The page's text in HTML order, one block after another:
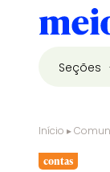
Seções
Início ▸
contas